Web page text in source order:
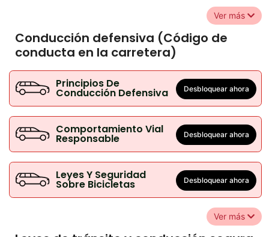
Ver más
Conducción defensiva (Código de
conducta en la carretera)
Principios De
Conducción Defensiva Desbloquear ahora
Comportamiento Vial
Responsable Desbloquear ahora
Leyes Y Seguridad
Sobre Bicicletas Desbloquear ahora
Ver más